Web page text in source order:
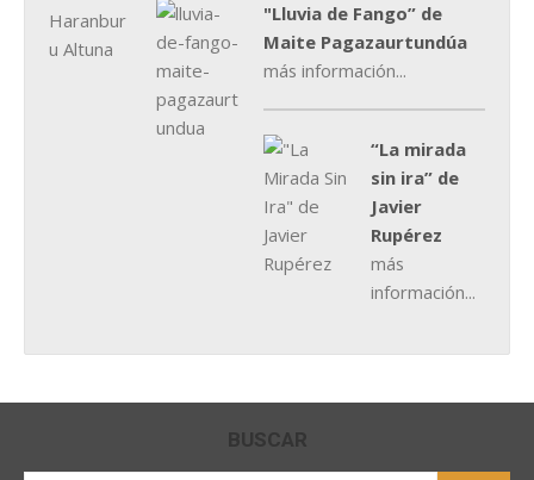
"Lluvia de Fango” de
Maite Pagazaurtundúa
más información...
“La mirada
sin ira” de
Javier
Rupérez
más
información...
BUSCAR